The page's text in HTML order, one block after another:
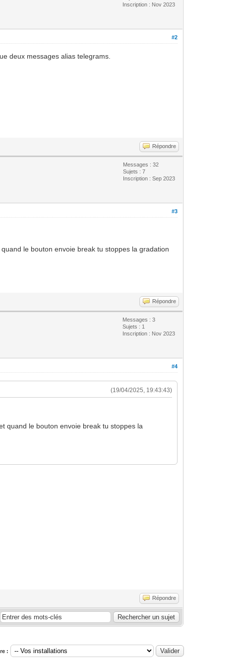
Inscription : Nov 2023
#2
deux messages alias telegrams.
Répondre
Messages : 32
Sujets : 7
Inscription : Sep 2023
#3
le bouton envoie break tu stoppes la gradation
Répondre
Messages : 3
Sujets : 1
Inscription : Nov 2023
#4
(19/04/2025, 19:43:43)
quand le bouton envoie break tu stoppes la
Répondre
: